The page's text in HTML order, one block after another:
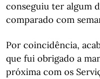
conseguiu ter algum
comparado com
Por coincidência,
que fui obrigado a
próxima com os